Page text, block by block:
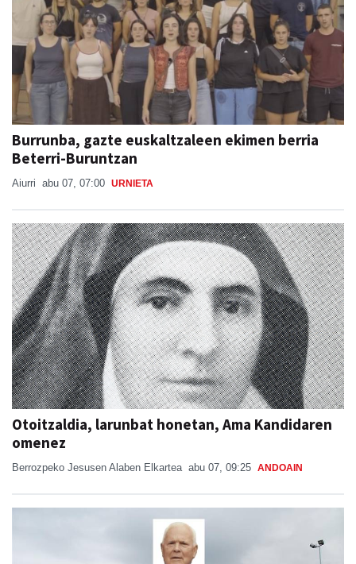
Burrunba, gazte euskaltzaleen ekimen berria
Beterri-Buruntzan
Aiurri abu 07, 07:00 URNIETA
Otoitzaldia, larunbat honetan, Ama Kandidaren
omenez
Berrozpeko Jesusen Alaben Elkartea abu 07, 09:25 ANDOAIN